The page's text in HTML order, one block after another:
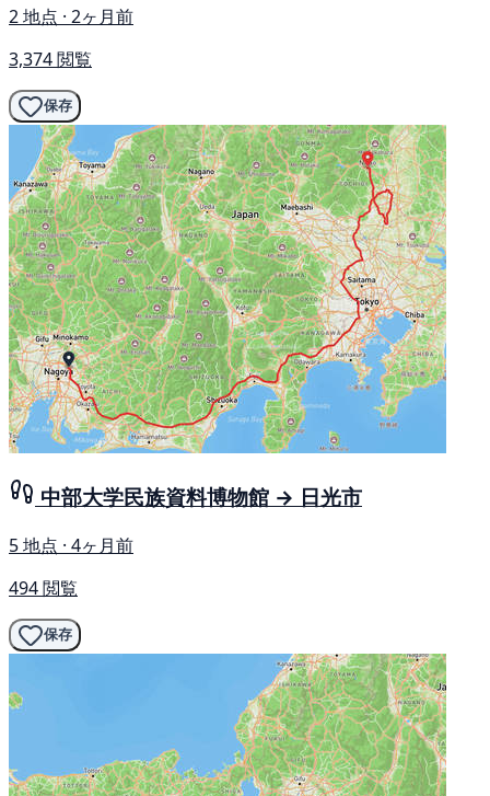
2 地点 · 2ヶ月前
3,374 閲覧
保存
中部大学民族資料博物館 → 日光市
5 地点 · 4ヶ月前
494 閲覧
保存